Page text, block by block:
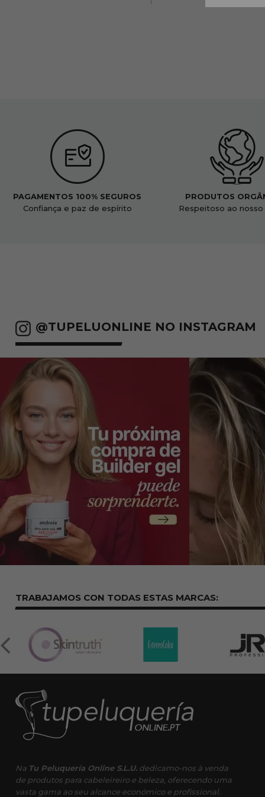
PAGAMENTOS 100% SEGUROS
Confiança e paz de espírito
PRODUTOS
Respeitoso ao
@TUPELUONLINE NO INSTAGRAM
TRABAJAMOS CON TODAS ESTASMARCAS:
Na Tu Peluquería Online S.L.U.dedicamo-nos à venda
de produtos para cabeleireiro e beleza, oferecendo uma
vasta gama ao seu alcance económico e profissional.